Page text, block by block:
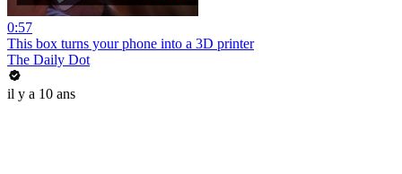
0:57
This box turns your phone into a 3D printer
The Daily Dot
il y a 10 ans